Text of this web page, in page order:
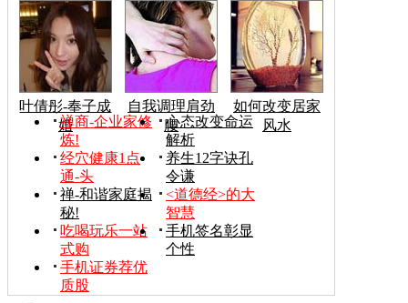
叶倩彤-奉子成
婚
自我调理肩劲
腰
如何改变居家
风水
禅商-企业家修
炼!
心态改变命运
解析
经穴健康1点
通-头
养生12字诀孔
令谦
禅-和谐家庭揭
秘!
<道德经>的大
智慧
吃喝玩乐一站
式购
手机签名彰显
个性
手机证券荐优
质股